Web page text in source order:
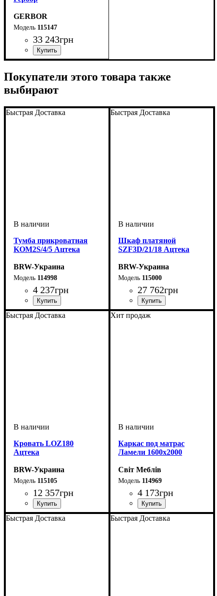
GERBOR
115147
33 243грн
Покупатели этого товара также
выбирают
Быстрая Доставка
Тумба прикроватная
KOM2S/4/5 Ацтека
BRW-Украина
114998
4 237грн
ширина, мм: 500
высота, мм: 430
глубина, мм: 410
Быстрая Доставка
Шкаф платяной
SZF3D/21/18 Ацтека
BRW-Украина
115000
27 762грн
ширина, мм: 1800
высота, мм: 2100
глубина, мм: 570
Быстрая Доставка
Кровать LOZ180
Ацтека
BRW-Украина
115105
12 357грн
ширина, мм: 1850
высота, мм: 350-860
глубина, мм: 2140
Хит продаж
Каркас под матрас
Ламели 1600х2000
Світ Меблів
114969
4 173грн
Быстрая Доставка Быстрая Доставка